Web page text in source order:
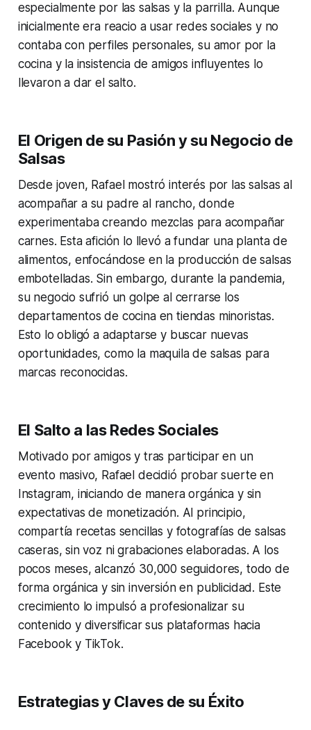
especialmente por las salsas y la parrilla. Aunque
inicialmente era reacio a usar redes sociales y no
contaba con perfiles personales, su amor por la
cocina y la insistencia de amigos influyentes lo
llevaron a dar el salto.
El Origen de su Pasión y su Negocio de
Salsas
Desde joven, Rafael mostró interés por las salsas al
acompañar a su padre al rancho, donde
experimentaba creando mezclas para acompañar
carnes. Esta afición lo llevó a fundar una planta de
alimentos, enfocándose en la producción de salsas
embotelladas. Sin embargo, durante la pandemia,
su negocio sufrió un golpe al cerrarse los
departamentos de cocina en tiendas minoristas.
Esto lo obligó a adaptarse y buscar nuevas
oportunidades, como la maquila de salsas para
marcas reconocidas.
El Salto a las Redes Sociales
Motivado por amigos y tras participar en un
evento masivo, Rafael decidió probar suerte en
Instagram, iniciando de manera orgánica y sin
expectativas de monetización. Al principio,
compartía recetas sencillas y fotografías de salsas
caseras, sin voz ni grabaciones elaboradas. A los
pocos meses, alcanzó 30,000 seguidores, todo de
forma orgánica y sin inversión en publicidad. Este
crecimiento lo impulsó a profesionalizar su
contenido y diversificar sus plataformas hacia
Facebook y TikTok.
Estrategias y Claves de su Éxito